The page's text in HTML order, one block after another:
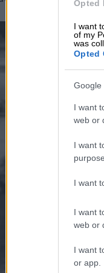
Opted
I want
of my
was
Opted
Google
I want
web or
I want
I want
I want
web or
I want
or app.